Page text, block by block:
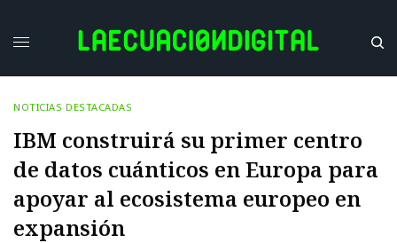
NOTICIAS DESTACADAS
IBM construirá su primer centro
de datos cuánticos en Europa para
apoyar al ecosistema europeo en
expansión